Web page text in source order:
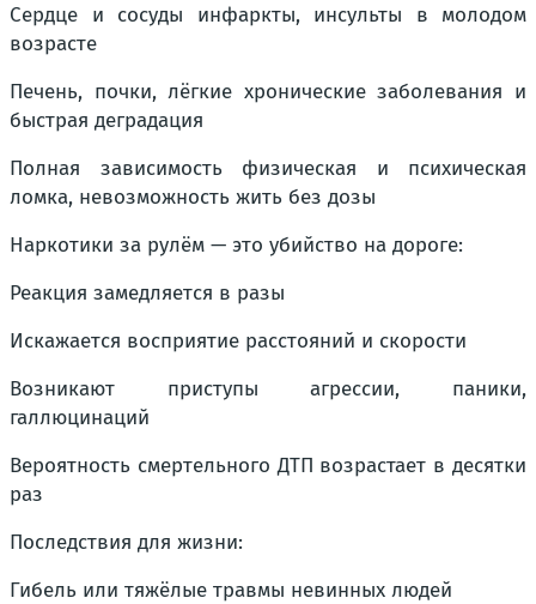
Сердце и сосуды инфаркты, инсульты в молодом
возрасте
Печень, почки, лёгкие хронические заболевания и
быстрая деградация
Полная зависимость физическая и психическая
ломка, невозможность жить без дозы
Наркотики за рулём — это убийство на дороге:
Реакция замедляется в разы
Искажается восприятие расстояний и скорости
Возникают приступы агрессии, паники,
галлюцинаций
Вероятность смертельного ДТП возрастает в десятки
раз
Последствия для жизни:
Гибель или тяжёлые травмы невинных людей